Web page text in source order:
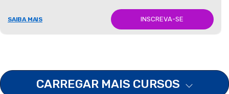
SAIBA MAIS INSCREVA-SE
CARREGAR MAIS CURSOS